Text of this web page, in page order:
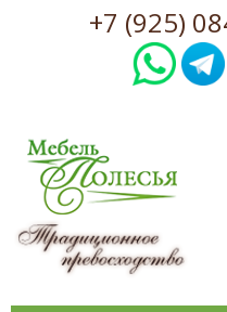
+7 (925)